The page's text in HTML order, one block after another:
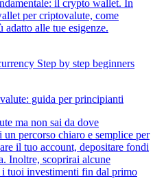
il crypto wallet. In
per criptovalute, come
alle tue esigenze.
guida per principianti
ma non sai da dove
percorso chiaro e semplice per
il tuo account, depositare fondi
Inoltre, scoprirai alcune
tuoi investimenti fin dal primo